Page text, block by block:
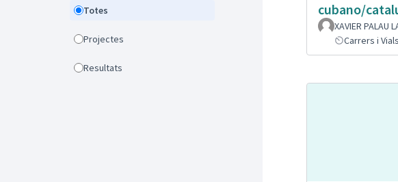
Totes
Projectes
Resultats
cubano/
XAVIER PALAU
Carrers i Vials